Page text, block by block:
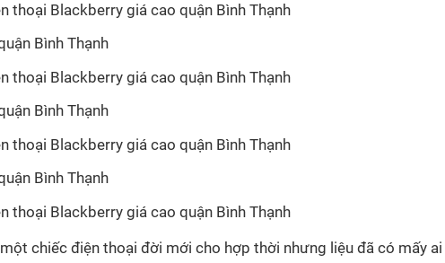
thoại Blackberry giá cao quận Bình Thạnh
thoại Blackberry giá cao quận Bình Thạnh
thoại Blackberry giá cao quận Bình Thạnh
thoại Blackberry giá cao quận Bình Thạnh
chiếc điện thoại đời mới cho hợp thời nhưng liệu đã có mấy